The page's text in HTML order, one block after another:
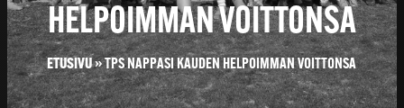
HELPOIMMAN VOITTONSA
ETUSIVU»TPS NAPPASI KAUDEN HELPOIMMAN VOITTONSA